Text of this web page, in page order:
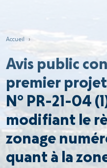
Accueil ›
Avis public
premier
N° PR-21-04
modifiant le
zonage
quant à la